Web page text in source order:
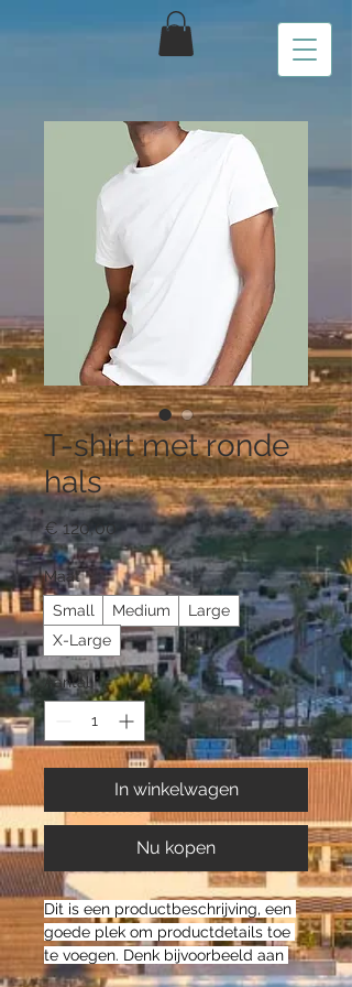
T-shirt met ronde
hals
€ 120,00 Prijs
Maat *
Small
Medium
Large
X-Large
Aantal *
In winkelwagen
Nu kopen
Dit is een productbeschrijving, een
goede plek om productdetails toe
te voegen. Denk bijvoorbeeld aan
de afmetingen, het materiaal, en